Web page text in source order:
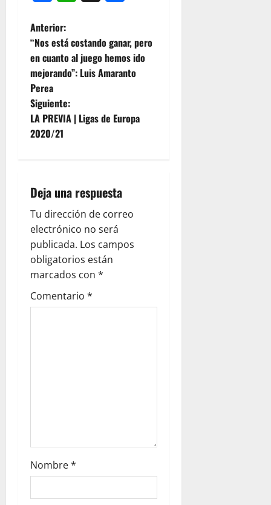
Anterior:
“Nos está costando ganar, pero
en cuanto al juego hemos ido
mejorando”: Luis Amaranto
Perea
Siguiente:
LA PREVIA | Ligas de Europa
2020/21
Deja una respuesta
Tu dirección de correo
electrónico no será
publicada. Los campos
obligatorios están
marcados con *
Comentario *
Nombre*